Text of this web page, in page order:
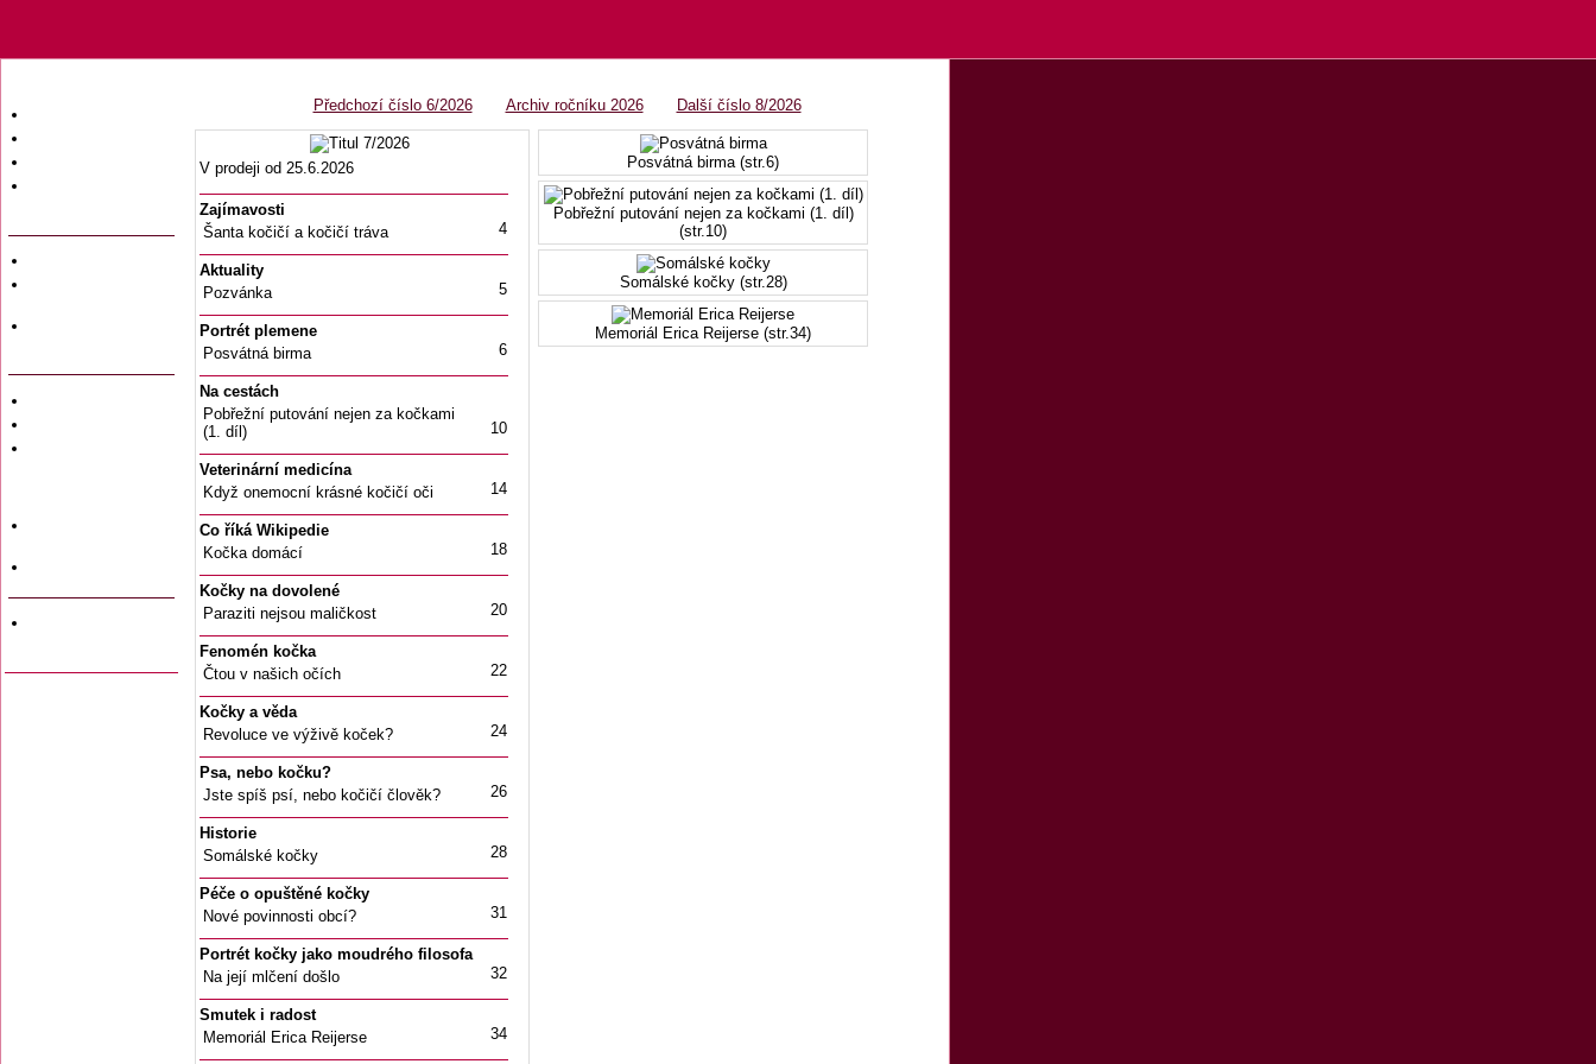
Předchozí číslo 6/2026
Archiv ročníku 2026 Další číslo 8/2026
V prodeji od 25.6.2026
Zajímavosti
Šanta kočičí a kočičí tráva
4
Aktuality
Pozvánka
5
Portrét plemene
Posvátná birma
6
Na cestách
Pobřežní putování nejen za kočkami
(1. díl)
10
Veterinární medicína
Když onemocní krásné kočičí oči
14
Co říká Wikipedie
Kočka domácí
18
Kočky na dovolené
Paraziti nejsou maličkost
20
Fenomén kočka
Čtou v našich očích
22
Kočky a věda
Revoluce ve výživě koček?
24
Psa, nebo kočku?
Jste spíš psí, nebo kočičí člověk?
26
Historie
Somálské kočky
28
Péče o opuštěné kočky
Nové povinnosti obcí?
31
Portrét kočky jako moudrého filosofa
Na její mlčení došlo
32
Smutek i radost
Memoriál Erica Reijerse
34
Posvátná birma (str.6)
Pobřežní putování nejen za kočkami (1. díl)
(str.10)
Somálské kočky (str.28)
Memoriál Erica Reijerse (str.34)